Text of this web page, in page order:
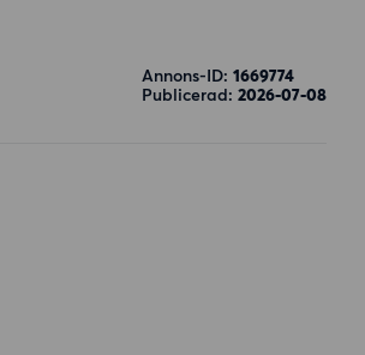
Annons-ID: 1669774
Publicerad: 2026-07-08